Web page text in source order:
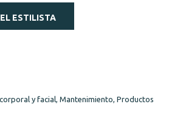
ESTILISTA
y facial, Mantenimiento, Productos